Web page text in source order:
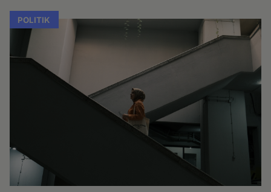
POLITIK